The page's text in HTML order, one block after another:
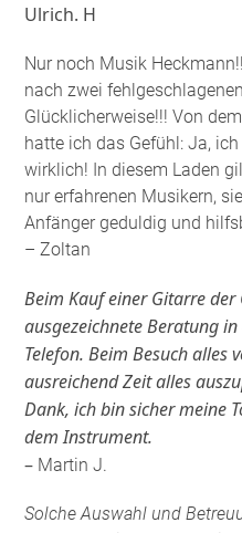
Ulrich. H
Nur noch Musik
nach zwei
Glücklicherweise!!! Von
hatte ich das Gefühl: Ja,
wirklich! In diesem Laden
nur erfahrenen Musikern,
Anfänger geduldig und
– Zoltan
Beim Kauf einer Gitarre der
ausgezeichnete Beratung
Telefon. Beim Besuch alles
ausreichend Zeit alles
Dank, ich bin sicher meine
dem Instrument.
– Martin J.
Solche Auswahl und